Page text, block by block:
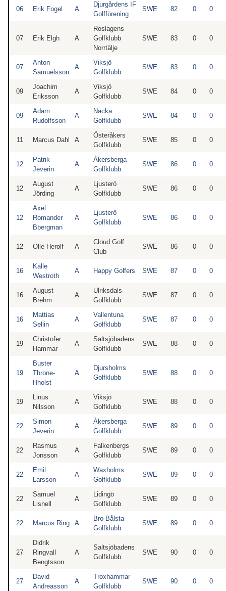
06 Erik Fogel A
Djurgårdens IF
Golfförening
SWE 82 0 0
07 Erik Elgh A
Roslagens
Golfklubb
Norrtälje
SWE 83 0 0
07
Anton
Samuelsson
A
Viksjö
Golfklubb
SWE 83 0 0
09
Joachim
Eriksson
A
Viksjö
Golfklubb
SWE 84 0 0
09
Adam
Rudolfsson
A
Nacka
Golfklubb
SWE 84 0 0
11 Marcus Dahl A
Österåkers
Golfklubb
SWE 85 0 0
12
Patrik
Jeverin
A
Åkersberga
Golfklubb
SWE 86 0 0
12
August
Jörding
A
Ljusterö
Golfklubb
SWE 86 0 0
12
Axel
Romander
Bbergman
A
Ljusterö
Golfklubb
SWE 86 0 0
12 Olle Herolf A
Cloud Golf
Club
SWE 86 0 0
16
Kalle
Westroth
A Happy Golfers SWE 87 0 0
16
August
Brehm
A
Ulriksdals
Golfklubb
SWE 87 0 0
16
Mattias
Sellin
A
Vallentuna
Golfklubb
SWE 87 0 0
19
Christofer
Hammar
A
Saltsjöbadens
Golfklubb
SWE 88 0 0
19
Buster
Throne-
Hholst
A
Djursholms
Golfklubb
SWE 88 0 0
19
Linus
Nilsson
A
Viksjö
Golfklubb
SWE 88 0 0
22
Simon
Jeverin
A
Åkersberga
Golfklubb
SWE 89 0 0
22
Rasmus
Jonsson
A
Falkenbergs
Golfklubb
SWE 89 0 0
22
Emil
Larsson
A
Waxholms
Golfklubb
SWE 89 0 0
22
Samuel
Lisnell
A
Lidingö
Golfklubb
SWE 89 0 0
22 Marcus Ring A
Bro-Bålsta
Golfklubb
SWE 89 0 0
27
Didrik
Ringvall
Bengtsson
A
Saltsjöbadens
Golfklubb
SWE 90 0 0
27
David
Andreasson
A
Troxhammar
Golfklubb
SWE 90 0 0